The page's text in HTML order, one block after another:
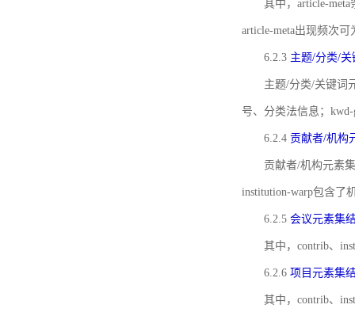
其中，article-
article-meta出现频次可
6.2.3 主题/分类/
主题/分类/关键词
号、分类法信息；
6.2.4 贡献者/机构
贡献者/机构元素
institution-warp包含了
6.2.5 会议元素集
其中，contrib、
6.2.6 项目元素集
其中，contrib、